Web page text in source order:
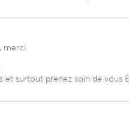
et surtout prenez soin de vous